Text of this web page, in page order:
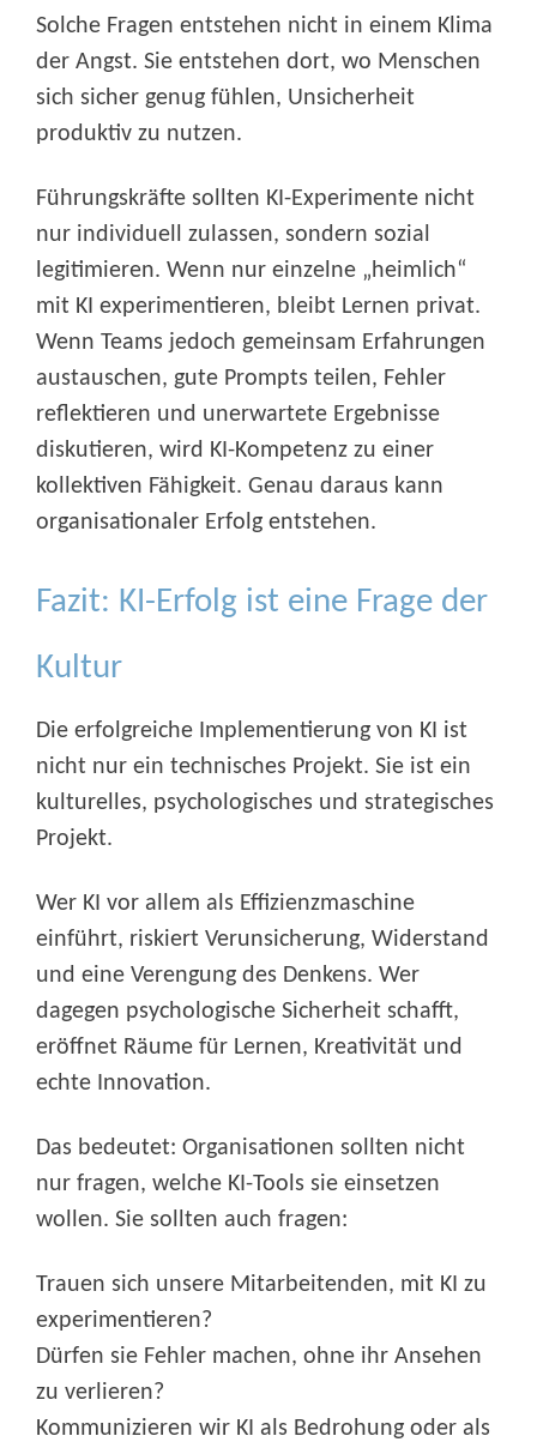
Solche Fragen entstehen nicht in einem Klima
der Angst. Sie entstehen dort, wo Menschen
sich sicher genug fühlen, Unsicherheit
produktiv zu nutzen.
Führungskräfte sollten KI-Experimente nicht
nur individuell zulassen, sondern sozial
legitimieren. Wenn nur einzelne „heimlich“
mit KI experimentieren, bleibt Lernen privat.
Wenn Teams jedoch gemeinsam Erfahrungen
austauschen, gute Prompts teilen, Fehler
reflektieren und unerwartete Ergebnisse
diskutieren, wird KI-Kompetenz zu einer
kollektiven Fähigkeit. Genau daraus kann
organisationaler Erfolg entstehen.
Fazit: KI-Erfolg ist eine Frage der
Kultur
Die erfolgreiche Implementierung von KI ist
nicht nur ein technisches Projekt. Sie ist ein
kulturelles, psychologisches und strategisches
Projekt.
Wer KI vor allem als Effizienzmaschine
einführt, riskiert Verunsicherung, Widerstand
und eine Verengung des Denkens. Wer
dagegen psychologische Sicherheit schafft,
eröffnet Räume für Lernen, Kreativität und
echte Innovation.
Das bedeutet: Organisationen sollten nicht
nur fragen, welche KI-Tools sie einsetzen
wollen. Sie sollten auch fragen:
Trauen sich unsere Mitarbeitenden, mit KI zu
experimentieren?
Dürfen sie Fehler machen, ohne ihr Ansehen
zu verlieren?
Kommunizieren wir KI als Bedrohung oder als